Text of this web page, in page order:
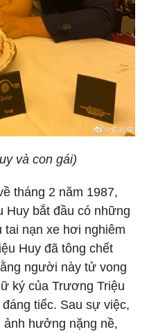
và con gái)
tháng 2 năm 1987,
Huy bắt đầu có những
nạn xe hơi nghiêm
Huy đã tông chết
người này tử vong
ký của Trương Triệu
tiếc. Sau sự việc,
hưởng nặng nề,